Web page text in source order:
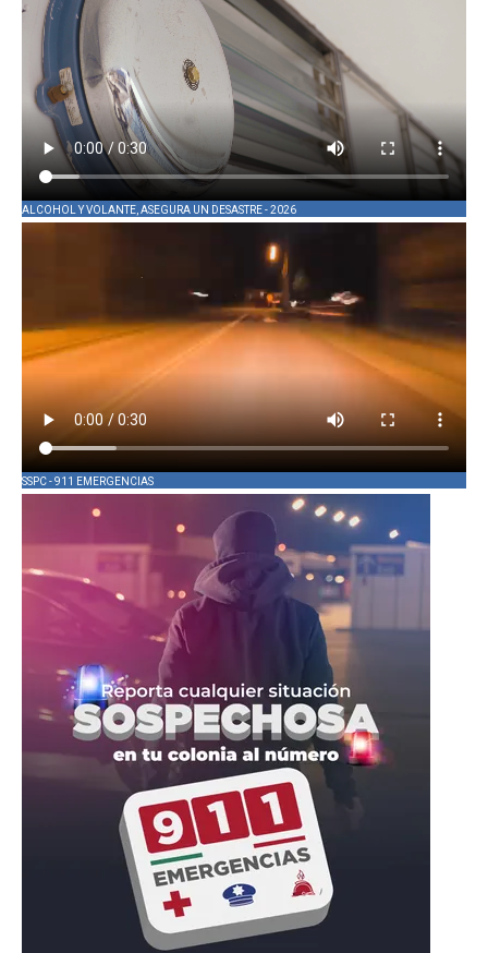
ALCOHOL Y VOLANTE, ASEGURA UN DESASTRE - 2026
SSPC - 911 EMERGENCIAS